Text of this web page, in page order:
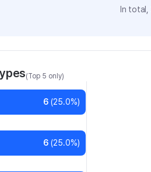
In total,
(Top 5 only)
6 (25.0%)
6 (25.0%)